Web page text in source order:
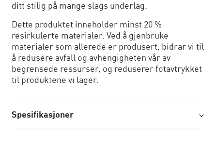
ditt stilig på mange slags underlag.
Dette produktet inneholder minst 20 %
resirkulerte materialer. Ved å gjenbruke
materialer som allerede er produsert, bidrar vi til
å redusere avfall og avhengigheten vår av
begrensede ressurser, og reduserer fotavtrykket
til produktene vi lager.
Spesifikasjoner